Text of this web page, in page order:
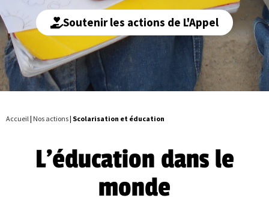
Soutenir les actions de L'Appel
Accueil| Nos actions| Scolarisation et éducation
L'éducation dans le
monde